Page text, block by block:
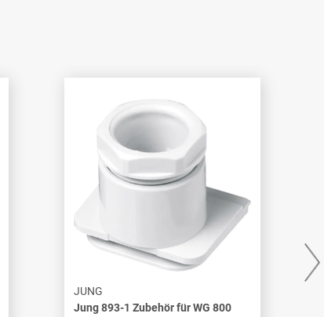
JUNG
Jung 893-1 Zubehör für WG 800